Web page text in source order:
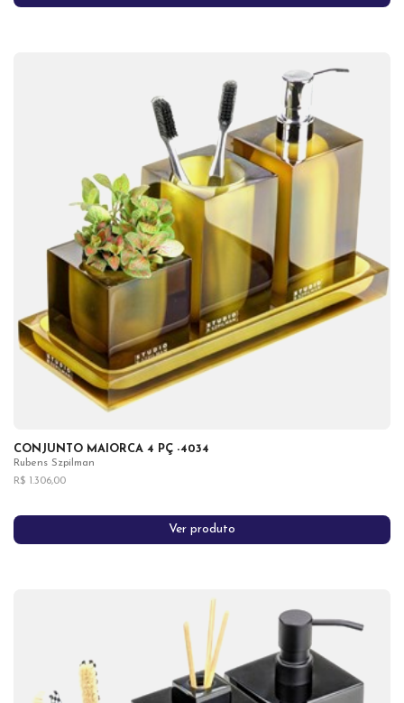
CONJUNTO MAIORCA 4 PÇ -4034
Rubens Szpilman
R$ 1.306,00
Ver produto